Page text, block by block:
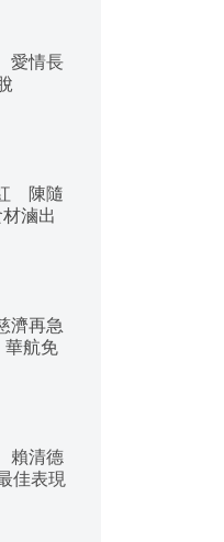
愛情長
陳隨
滷出
濟再急
航免
賴清德
佳表現